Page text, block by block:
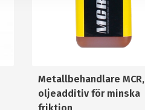
Metallbehandlare MCR,
oljeadditiv för minska